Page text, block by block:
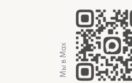
Мы в Max